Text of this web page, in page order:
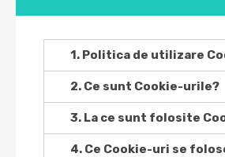
1. Politica de utilizare
2. Ce sunt Cookie-urile?
3. La ce sunt folosite
4. Ce Cookie-uri se